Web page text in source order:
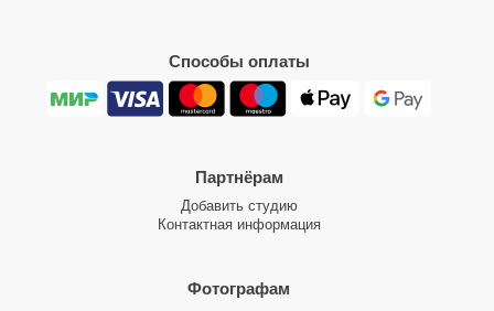
Способы оплаты
Партнёрам
Добавить студию
Контактная информация
Фотографам